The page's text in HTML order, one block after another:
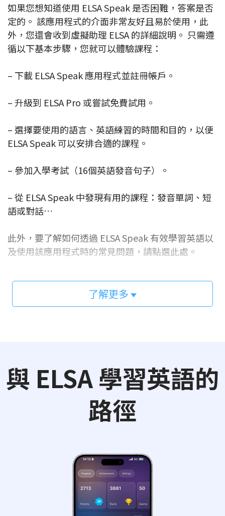
如果您想知道使用 ELSA Speak 是否困難，答案是否
定的。 該應用程式的介面非常友好且易於使用，此
外，您還會收到虛擬助理 ELSA 的詳細說明。 只需遵
循以下基本步驟，您就可以體驗課程：
– 下載 ELSA Speak 應用程式並註冊帳戶。
– 升級到 ELSA Pro 或嘗試免費試用。
– 選擇要使用的語言、英語練習的時間和目的，以便
ELSA Speak 可以安排合適的課程。
– 參加入學考試（16個英語發音句子）。
– 從 ELSA Speak 中發現有用的課程：發音單詞、短
語或對話…
此外，要了解如何透過 ELSA Speak 有效學習英語以
及使用該應用程式時的常見問題，請點選此處。
了解更多
與 ELSA 學習英語的
路徑